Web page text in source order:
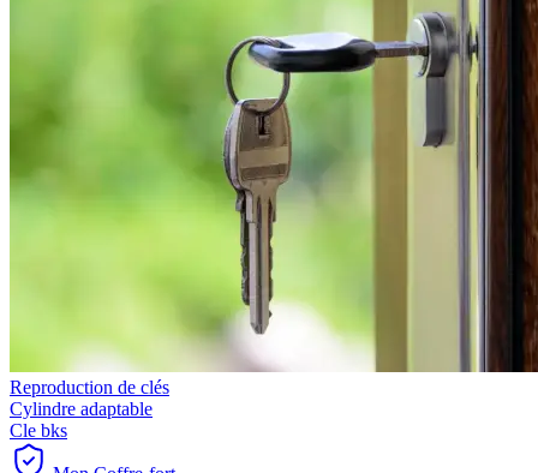
Reproduction de clés
Cylindre adaptable
Cle bks